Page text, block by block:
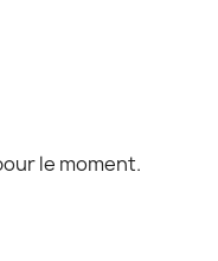
le moment.